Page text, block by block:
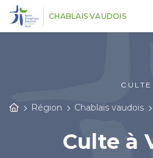
CHABLAIS VAUDOIS
CULTE
Région Chablais vaudois
Culte à
Panneau de gestion des cookies